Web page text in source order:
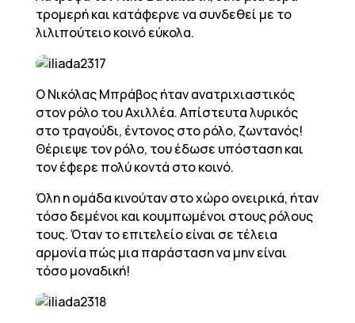
τρομερή και κατάφερνε να συνδεθεί με το
λιλιπούτειο κοινό εύκολα.
Ο Νικόλας Μπράβος ήταν ανατριχιαστικός
στον ρόλο του Αχιλλέα. Απίστευτα λυρικός
στο τραγούδι, έντονος στο ρόλο, ζωντανός!
Θέριεψε τον ρόλο, του έδωσε υπόσταση και
τον έφερε πολύ κοντά στο κοινό.
Όλη η ομάδα κινούταν στο χώρο ονειρικά, ήταν
τόσο δεμένοι και κουμπωμένοι στους ρόλους
τους. Όταν το επιτελείο είναι σε τέλεια
αρμονία πώς μια παράσταση να μην είναι
τόσο μοναδική!